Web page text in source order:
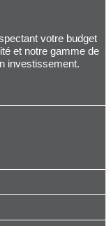
votre budget
et notre gamme de
investissement.